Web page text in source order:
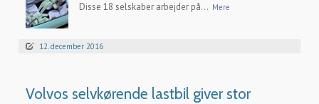
Disse 18 selskaber arbejder på... Mere
12. december 2016
Volvos selvkørende lastbil giver stor